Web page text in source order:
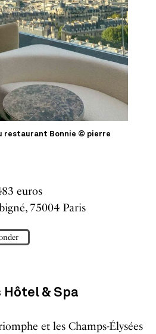
restaurant Bonnie © pierre
euros
75004 Paris
Hôtel & Spa
et les Champs-Élysées